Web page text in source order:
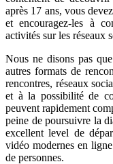
après 17 ans, vous
et encouragez-les à
activités sur les réseaux
Nous ne disons pas
autres formats de
rencontres, réseaux
et à la possibilité de
peuvent rapidement
peine de poursuivre la
excellent level de
vidéo modernes en
de personnes.